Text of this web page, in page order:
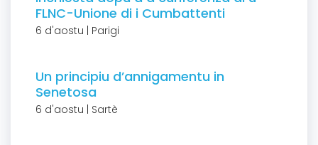
FLNC-Unione di i Cumbattenti
6 d'aostu | Parigi
Un principiu d’annigamentu in
Senetosa
6 d'aostu | Sartè